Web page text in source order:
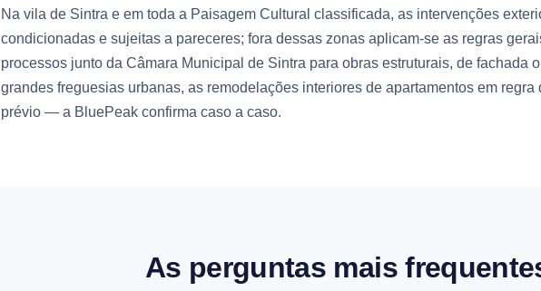
Na vila de Sintra e em toda a Paisagem Cultural classificada, as intervenções
condicionadas e sujeitas a pareceres; fora dessas zonas aplicam-se as regras
processos junto da Câmara Municipal de Sintra para obras estruturais, de fachada
grandes freguesias urbanas, as remodelações interiores de apartamentos em regra
prévio — a BluePeak confirma caso a caso.
As perguntas mais